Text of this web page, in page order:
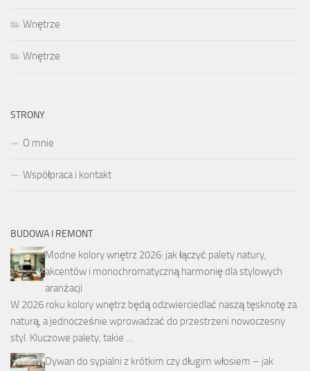
Wnętrze
Wnętrze
STRONY
O mnie
Współpraca i kontakt
BUDOWA I REMONT
Modne kolory wnętrz 2026: jak łączyć palety natury,
akcentów i monochromatyczną harmonię dla stylowych
aranżacji
W 2026 roku kolory wnętrz będą odzwierciedlać naszą tęsknotę za
naturą, a jednocześnie wprowadzać do przestrzeni nowoczesny
styl. Kluczowe palety, takie …
Dywan do sypialni z krótkim czy długim włosiem – jak